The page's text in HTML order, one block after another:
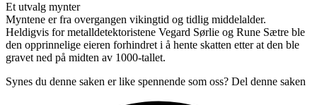
Et utvalg mynter
Myntene er fra overgangen vikingtid og tidlig middelalder.
Heldigvis for metalldetektoristene Vegard Sørlie og Rune Sætre ble
den opprinnelige eieren forhindret i å hente skatten etter at den ble
gravet ned på midten av 1000-tallet.
Synes du denne saken er like spennende som oss? Del denne saken